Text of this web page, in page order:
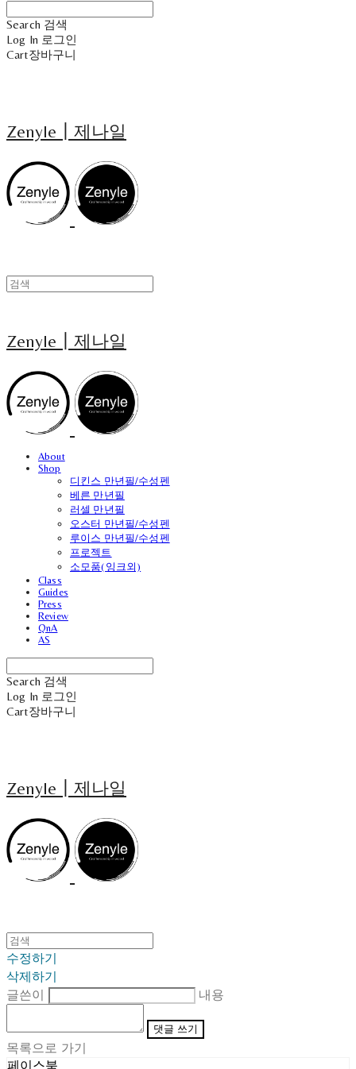
Search 검색
Log In 로그인
Cart장바구니
Zenyle┃제나일
Zenyle┃제나일
About
Shop
디킨스 만년필/수성펜
베른 만년필
러셀 만년필
오스터 만년필/수성펜
루이스 만년필/수성펜
프로젝트
소모품(잉크외)
Class
Guides
Press
Review
QnA
AS
Search 검색
Log In 로그인
Cart장바구니
Zenyle┃제나일
수정하기
삭제하기
글쓴이
내용
댓글 쓰기
목록으로 가기
페이스북